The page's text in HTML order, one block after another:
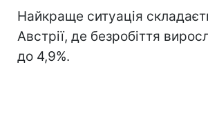
Найкраще ситуація
Австрії, де безробіття
до 4,9%.